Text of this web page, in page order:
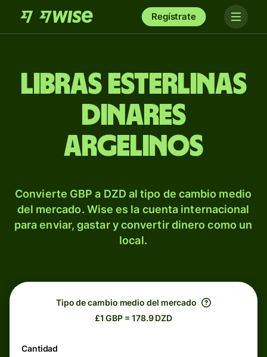
Regístrate
Libras esterlinas
dinares
argelinos
Convierte GBP a DZD al tipo de cambio medio
del mercado. Wise es la cuenta internacional
para enviar, gastar y convertir dinero como un
local.
Tipo de cambio medio del mercado
£1 GBP = 178.9 DZD
Cantidad